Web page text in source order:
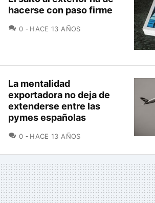
hacerse con paso firme
0 COMENTARIOS
HACE 13 AÑOS
La mentalidad
exportadora no deja de
extenderse entre las
pymes españolas
0 COMENTARIOS
HACE 13 AÑOS